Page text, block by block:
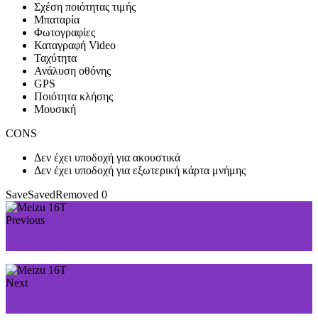
Σχέση ποιότητας τιμής
Μπαταρία
Φωτογραφίες
Καταγραφή Video
Ταχύτητα
Ανάλυση οθόνης
GPS
Ποιότητα κλήσης
Μουσική
CONS
Δεν έχει υποδοχή για ακουστικά
Δεν έχει υποδοχή για εξωτερική κάρτα μνήμης
SaveSavedRemoved 0
Previous
Next